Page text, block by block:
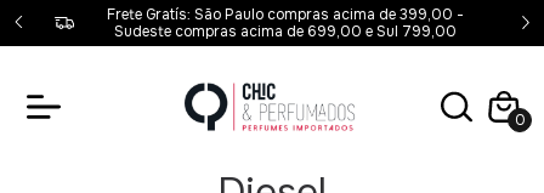
-
Frete Gratís: São Paulo compras acima de 399,00 -
Sudeste compras acima de 699,00 e Sul 799,00
0